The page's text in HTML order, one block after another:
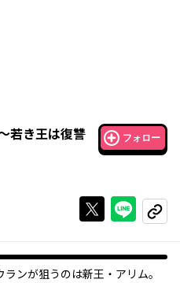
若き王は復讐
フォロー
Xで投稿する
ライン
コピー
ンが狙うのは新王・アリム。